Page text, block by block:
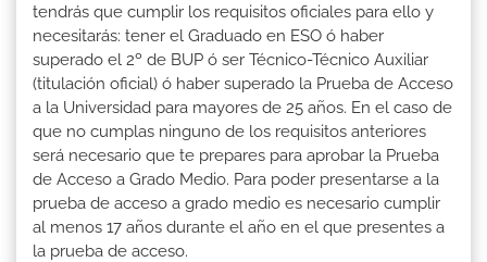
tendrás que cumplir los requisitos oficiales para ello y
necesitarás: tener el Graduado en ESO ó haber
superado el 2º de BUP ó ser Técnico-Técnico Auxiliar
(titulación oficial) ó haber superado la Prueba de Acceso
a la Universidad para mayores de 25 años. En el caso de
que no cumplas ninguno de los requisitos anteriores
será necesario que te prepares para aprobar la Prueba
de Acceso a Grado Medio. Para poder presentarse a la
prueba de acceso a grado medio es necesario cumplir
al menos 17 años durante el año en el que presentes a
la prueba de acceso.